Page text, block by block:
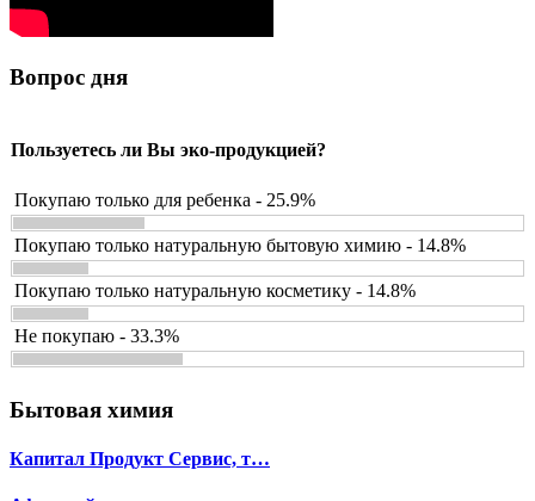
Вопрос дня
Пользуетесь ли Вы эко-продукцией?
Покупаю только для ребенка - 25.9%
Покупаю только натуральную бытовую химию - 14.8%
Покупаю только натуральную косметику - 14.8%
Не покупаю - 33.3%
Бытовая химия
Капитал Продукт Сервис, т…